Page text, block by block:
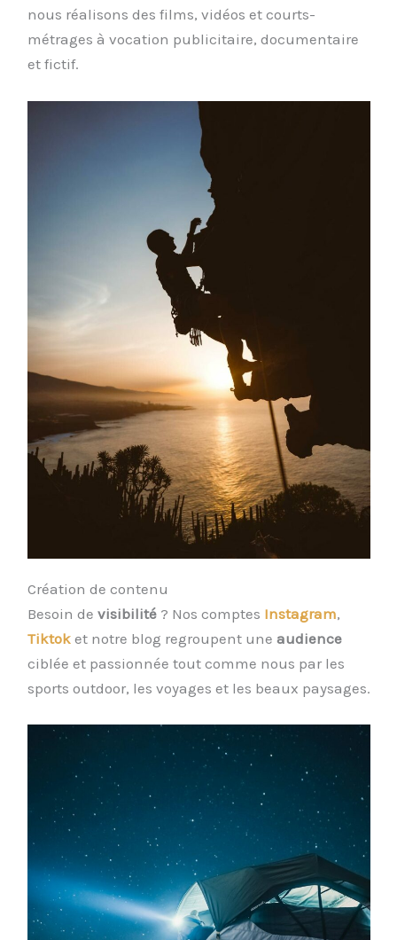
nous réalisons des films, vidéos et courts-
métrages à vocation publicitaire, documentaire
et fictif.
Création de contenu
Besoin de visibilité ? Nos comptes Instagram,
Tiktok et notre blog regroupent une audience
ciblée et passionnée tout comme nous par les
sports outdoor, les voyages et les beaux paysages.